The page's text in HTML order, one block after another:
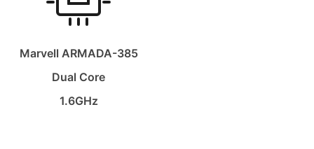
Marvell ARMADA-385
Dual Core
1.6GHz